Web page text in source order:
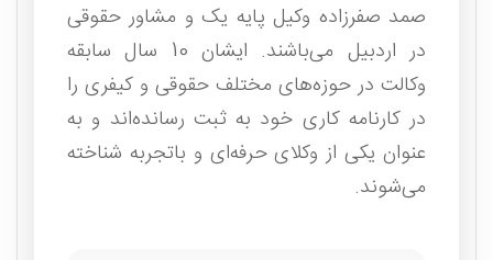
صمد صفرزاده وکیل پایه یک و مشاور حقوقی
در اردبیل می‌باشند. ایشان 10 سال سابقه
وکالت در حوزه‌های مختلف حقوقی و کیفری را
در کارنامه کاری خود به ثبت رسانده‌اند و به
عنوان یکی از وکلای حرفه‌ای و باتجربه شناخته
می‌شوند.